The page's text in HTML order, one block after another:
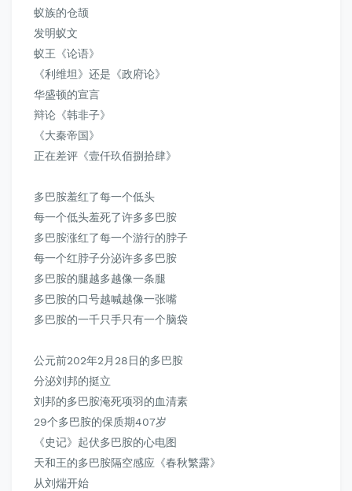
蚁族的仓颉
发明蚁文
蚁王《论语》
《利维坦》还是 《政府论》
华盛顿的宣言
辩论《韩非子》
《大秦帝国》
正在差评《壹仟玖佰捌拾肆》
多巴胺羞红了每一个低头
每一个低头羞死了许多多巴胺
多巴胺涨红了每一个游行的脖子
每一个红脖子分泌许多多巴胺
多巴胺的腿越多越像一条腿
多巴胺的口号越喊越像一张嘴
多巴胺的一千只手只有一个脑袋
公元前202年2月28日的多巴胺
分泌刘邦的挺立
刘邦的多巴胺淹死项羽的血清素
29个多巴胺的保质期407岁
《史记》 起伏多巴胺的心电图
天和王的多巴胺隔空感应《春秋繁露》
从刘煓开始